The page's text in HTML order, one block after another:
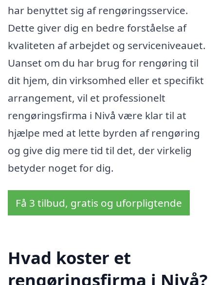
har benyttet sig af rengøringsservice.
Dette giver dig en bedre forståelse af
kvaliteten af arbejdet og serviceniveauet.
Uanset om du har brug for rengøring til
dit hjem, din virksomhed eller et specifikt
arrangement, vil et professionelt
rengøringsfirma i Nivå være klar til at
hjælpe med at lette byrden af rengøring
og give dig mere tid til det, der virkelig
betyder noget for dig.
Få 3 tilbud, gratis og uforpligtende
Hvad koster et
rengøringsfirma i Nivå?